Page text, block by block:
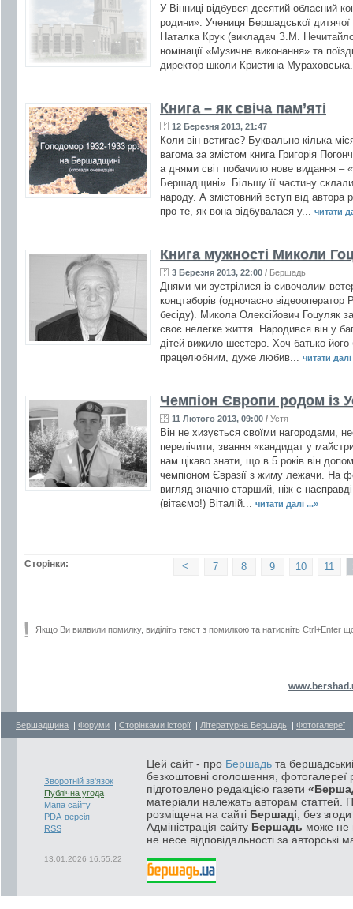
У Вінниці відбувся десятий обласний
родини». Учениця Бершадської
Наталка Крук (викладач З.М.
номінації «Музичне виконання» та
директор школи Кристина
Книга – як свіча пам’яті
12 Березня 2013, 21:47
Коли він встигає? Буквально кілька
вагома за змістом книга Григорія
а днями світ побачило нове видання –
Бершадщині». Більшу її частину
народу. А змістовний вступ від автора
про те, як вона відбувалася у...
читати
Книга мужності Миколи
3 Березня 2013, 22:00 / Бершадь
Днями ми зустрілися із сивочолим
концтаборів (одночасно
бесіду). Микола Олексійович Гоцуляк
своє нелегке життя. Народився він у
дітей вижило шестеро. Хоч батько
працелюбним, дуже любив...
читати
Чемпіон Європи родом із
11 Лютого 2013, 09:00 / Устя
Він не хизується своїми нагородами,
перелічити, звання «кандидат у
нам цікаво знати, що в 5 років він
чемпіоном Євразії з жиму лежачи. На
вигляд значно старший, ніж є
(вітаємо!) Віталій...
читати далі ...»
Сторінки: 11
10
9
8
7
<
Якщо Ви виявили помилку, виділіть текст з помилкою та натисніть Ctrl+Enter
Бершадщина | Форуми | Сторінками історії | Літературна Бершадь | Фотогалереї
Зворотній зв'язок
Публічна угода
Мапа сайту
PDA-версія
RSS
13.01.2026 16:55:22
Цей сайт - про Бершадь та
безкоштовні оголошення, фотогалереї
підготовлено редакцією газети
матеріали належать авторам статтей.
розміщена на сайті Бершаді , без
Адміністрація сайту Бершадь може не
не несе відповідальності за авторські